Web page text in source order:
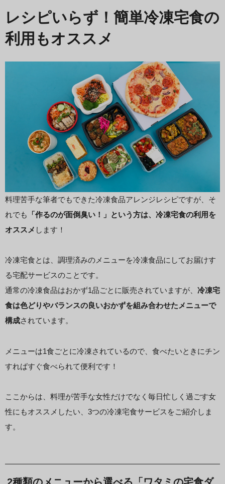
レシピいらず！簡単冷凍宅食の
利用もオススメ
料理苦手な筆者でもできた冷凍食品アレンジレシピですが、そ
れでも
「作るのが面倒臭い！」という方は、冷凍宅食の利用を
オススメ します！
冷凍宅食とは、調理済みのメニューを冷凍食品にしてお届けす
る宅配サービスのことです。
通常の冷凍食品はおかず1品ごとに販売されていますが、 冷凍宅
食は色どりやバランスの良いおかずを組み合わせたメニューで
構成されています。
メニューは1食ごとに冷凍されているので、食べたいときにチン
すればすぐ食べられて便利です！
ここからは、料理が苦手な女性だけでなく毎日忙しく過ごす女
性にもオススメしたい、3つの冷凍宅食サービスをご紹介しま
す。